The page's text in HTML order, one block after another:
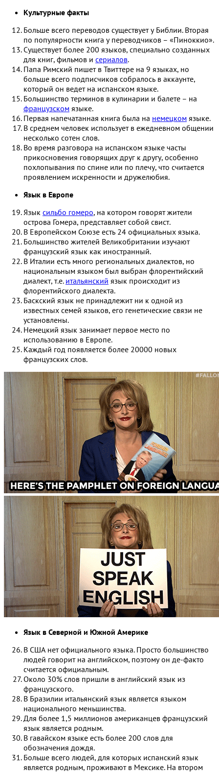
Культурные факты
Больше всего переводов существует у Библии. Вторая
по популярности книга у переводчиков – «Пиноккио».
Существует более 200 языков, специально созданных
для книг, фильмов и сериалов.
Папа Римский пишет в Твиттере на 9 языках, но
больше всего подписчиков собралось в аккаунте,
который он ведет на испанском языке.
Большинство терминов в кулинарии и балете – на
французском языке.
Первая напечатанная книга была на немецком языке.
В среднем человек использует в ежедневном общении
несколько сотен слов.
Во время разговора на испанском языке часты
прикосновения говорящих друг к другу, особенно
похлопывания по спине или по плечу, что считается
проявлением искренности и дружелюбия.
Язык в Европе
Язык сильбо гомеро, на котором говорят жители
острова Гомера, представляет собой свист.
В Европейском Союзе есть 24 официальных языка.
Большинство жителей Великобритании изучают
французский язык как иностранный.
В Италии есть много региональных диалектов, но
национальным языком был выбран флорентийский
диалект, т.е. итальянский язык происходит из
флорентийского диалекта.
Баскский язык не принадлежит ни к одной из
известных семей языков, его генетические связи не
установлены.
Немецкий язык занимает первое место по
использованию в Европе.
Каждый год появляется более 20000 новых
французских слов.
Язык в Северной и Южной Америке
В США нет официального языка. Просто большинство
людей говорит на английском, поэтому он де-факто
считается официальным.
Около 30% слов пришли в английский язык из
французского.
В Бразилии итальянский язык является языком
национального меньшинства.
Для более 1,5 миллионов американцев французский
язык является родным.
В гавайском языке есть более 200 слов для
обозначения дождя.
Больше всего людей, для которых испанский язык
является родным, проживают в Мексике. На втором